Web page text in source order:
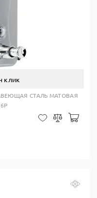
клик
СТАЛЬ МАТОВАЯ
В закладки
Сравнить